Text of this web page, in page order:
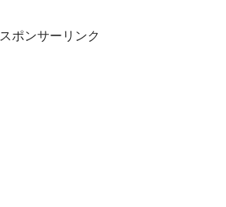
スポンサーリンク